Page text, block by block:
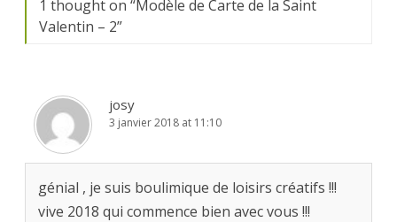
1 thought on “Modèle de Carte de la Saint
Valentin – 2”
josy
3 janvier 2018 at 11:10
génial , je suis boulimique de loisirs créatifs !!!
vive 2018 qui commence bien avec vous !!!